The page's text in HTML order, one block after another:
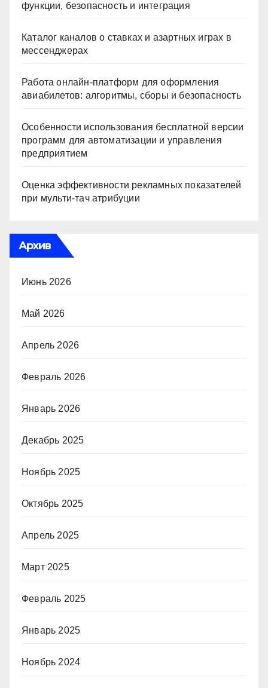
функции, безопасность и интеграция
Каталог каналов о ставках и азартных играх в
мессенджерах
Работа онлайн‑платформ для оформления
авиабилетов: алгоритмы, сборы и безопасность
Особенности использования бесплатной версии
программ для автоматизации и управления
предприятием
Оценка эффективности рекламных показателей
при мульти-тач атрибуции
Архив
Июнь 2026
Май 2026
Апрель 2026
Февраль 2026
Январь 2026
Декабрь 2025
Ноябрь 2025
Октябрь 2025
Апрель 2025
Март 2025
Февраль 2025
Январь 2025
Ноябрь 2024